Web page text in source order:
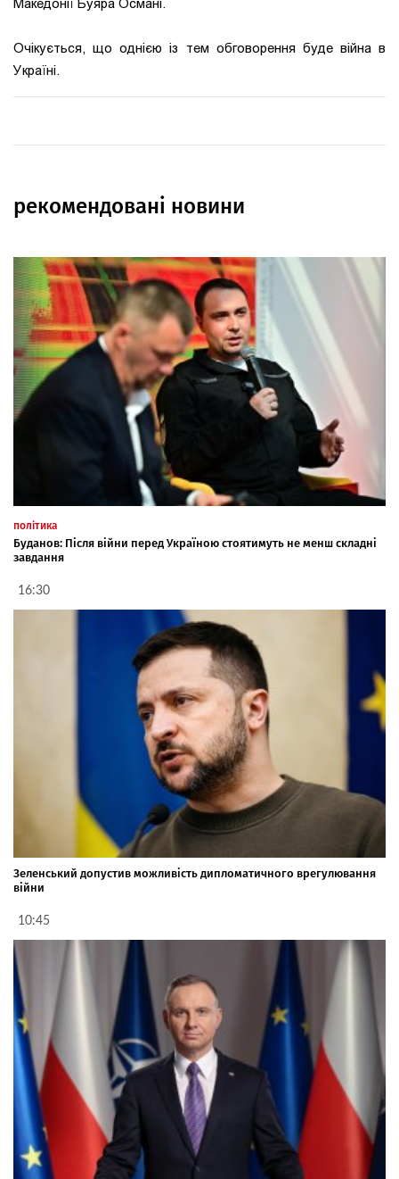
Македонії Буяра Османі.
Очікується, що однією із тем обговорення буде війна в
Україні.
рекомендовані новини
політика
Буданов: Після війни перед Україною стоятимуть не менш складні
завдання
16:30
Зеленський допустив можливість дипломатичного врегулювання
війни
10:45